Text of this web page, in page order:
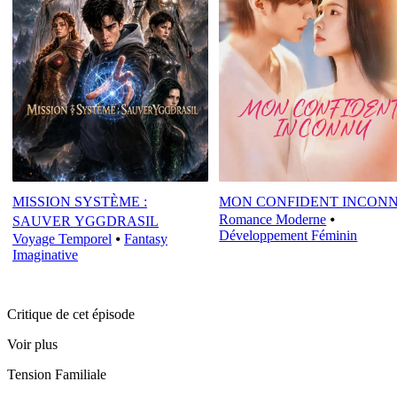
MISSION SYSTÈME :
SAUVER YGGDRASIL
Voyage Temporel ⦁ Fantasy
Imaginative
MON CONFIDENT
Romance Moderne ⦁
Développement Féminin
Critique de cet épisode
Voir plus
Tension Familiale